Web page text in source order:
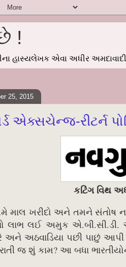
!
હાસ્યલેખક એવા અધીર
25, 2015
એક્સચેન્જ-રીટર્ન
કટિંગ વિથ
માલ ખરીદો અને તમને સંતોષ ન
લઈ અમુક એ.બી.સી.ડી. અને
અને અઠવાડિયા પછી પાછું
જ શું કામ? આ બધા